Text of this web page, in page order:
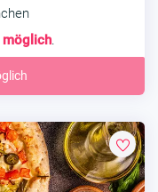
möglich